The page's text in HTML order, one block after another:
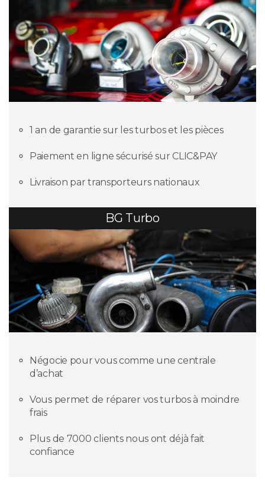
1 an de garantie sur les turbos et les pièces
Paiement en ligne sécurisé sur CLIC&PAY
Livraison par transporteurs nationaux
BG Turbo
Négocie pour vous comme une centrale
d’achat
Vous permet de réparer vos turbos à moindre
frais
Plus de 7000 clients nous ont déjà fait
confiance